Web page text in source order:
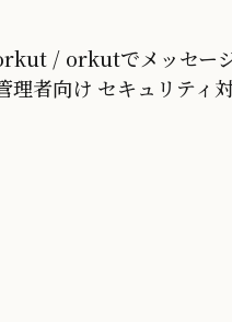
/ orkutでメッセー
理者向け セキュリティ